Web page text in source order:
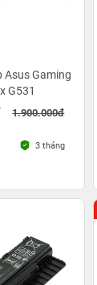
Asus Gaming
G531
1.900.000đ
3 tháng